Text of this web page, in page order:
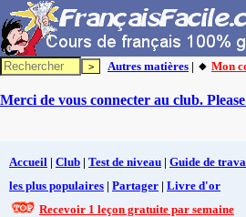
Autres matières | 🔸 Mon
Merci de vous connecter au club.
Accueil | Club | Test de niveau | Guide de
les plus populaires | Partager | Livre d'or
Recevoir 1 leçon gratuite par semaine